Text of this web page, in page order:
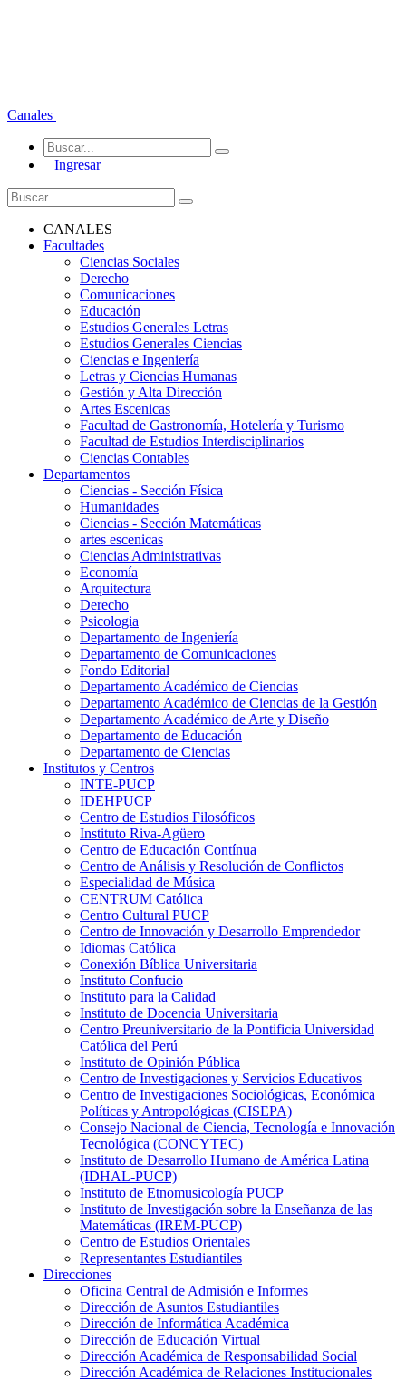
Canales
Ingresar
CANALES
Facultades
Ciencias Sociales
Derecho
Comunicaciones
Educación
Estudios Generales Letras
Estudios Generales Ciencias
Ciencias e Ingeniería
Letras y Ciencias Humanas
Gestión y Alta Dirección
Artes Escenicas
Facultad de Gastronomía, Hotelería y Turismo
Facultad de Estudios Interdisciplinarios
Ciencias Contables
Departamentos
Ciencias - Sección Física
Humanidades
Ciencias - Sección Matemáticas
artes escenicas
Ciencias Administrativas
Economía
Arquitectura
Derecho
Psicologia
Departamento de Ingeniería
Departamento de Comunicaciones
Fondo Editorial
Departamento Académico de Ciencias
Departamento Académico de Ciencias de la Gestión
Departamento Académico de Arte y Diseño
Departamento de Educación
Departamento de Ciencias
Institutos y Centros
INTE-PUCP
IDEHPUCP
Centro de Estudios Filosóficos
Instituto Riva-Agüero
Centro de Educación Contínua
Centro de Análisis y Resolución de Conflictos
Especialidad de Música
CENTRUM Católica
Centro Cultural PUCP
Centro de Innovación y Desarrollo Emprendedor
Idiomas Católica
Conexión Bíblica Universitaria
Instituto Confucio
Instituto para la Calidad
Instituto de Docencia Universitaria
Centro Preuniversitario de la Pontificia Universidad
Católica del Perú
Instituto de Opinión Pública
Centro de Investigaciones y Servicios Educativos
Centro de Investigaciones Sociológicas, Económica
Políticas y Antropológicas (CISEPA)
Consejo Nacional de Ciencia, Tecnología e Innovación
Tecnológica (CONCYTEC)
Instituto de Desarrollo Humano de América Latina
(IDHAL-PUCP)
Instituto de Etnomusicología PUCP
Instituto de Investigación sobre la Enseñanza de las
Matemáticas (IREM-PUCP)
Centro de Estudios Orientales
Representantes Estudiantiles
Direcciones
Oficina Central de Admisión e Informes
Dirección de Asuntos Estudiantiles
Dirección de Informática Académica
Dirección de Educación Virtual
Dirección Académica de Responsabilidad Social
Dirección Académica de Relaciones Institucionales